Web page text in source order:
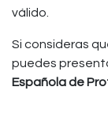
válido.
Si consideras
puedes
Española de